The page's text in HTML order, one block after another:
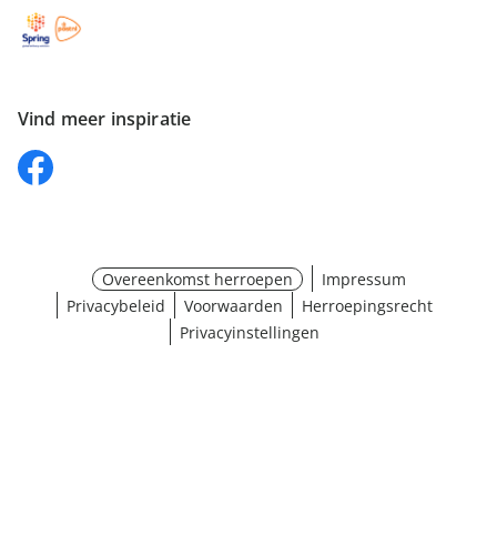
Vind meer inspiratie
Overeenkomst herroepen
Impressum
Privacybeleid
Voorwaarden
Herroepingsrecht
Privacyinstellingen